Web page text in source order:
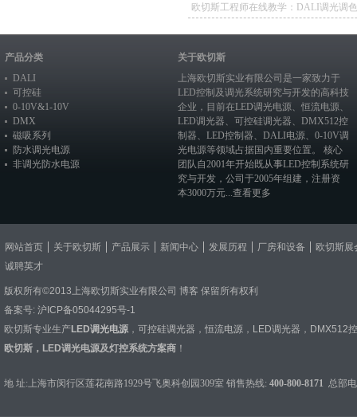
源？
欧切斯工程师在线教学：DALI调光调
产品分类
DALI
可控硅
0-10V&1-10V
DMX
磁吸系列
防水调光电源
非调光防水电源
关于欧切斯
上海欧切斯实业有限公司是一家致力于
LED控制及调光系统研究与开发的高科技
企业，目前在LED调光电源、恒流电源、
LED调光器、 可控硅调光器、 DMX512控
制器、 LED控制器、 DALI电源、 0-10V调
光电源等领域占据国内重要位置。 核心
团队自2001年开始既从事LED控制系统研
究与开发，公司于2005年组建，注册资
本3000万元...查看更多
网站首页 关于欧切斯 产品展示 新闻中心 发展历程 厂房和设备
欧切斯展
诚聘英才
版权所有©2013上海欧切斯实业有限公司 博客 保留所有权利
备案号: 沪ICP备05044295号-1
欧切斯专业生产LED调光电源 ， 可控硅调光器 ， 恒流电源 ， LED调光器 ， DMX512
欧切斯，LED调光电源及灯控系统方案商 ！
地 址:上海市闵行区莲花南路1929号飞奥科创园309室 销售热线: 400-800-8171 总部